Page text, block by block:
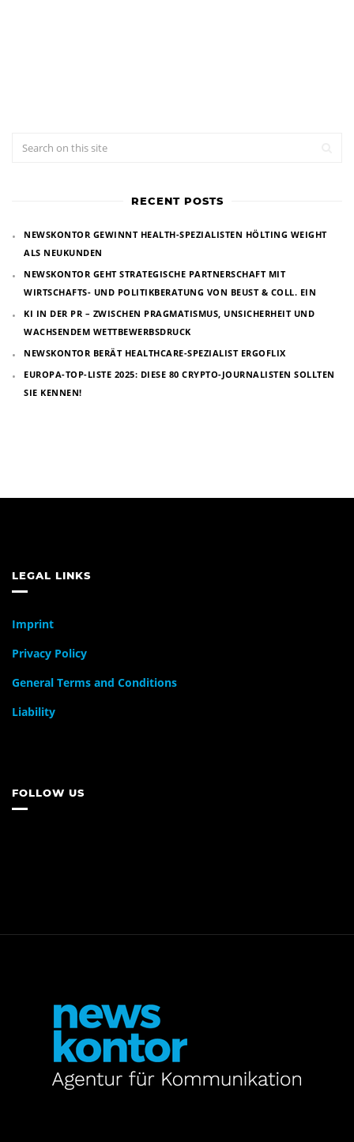
RECENT POSTS
NEWSKONTOR GEWINNT HEALTH-SPEZIALISTEN HÖLTING WEIGHT
ALS NEUKUNDEN
NEWSKONTOR GEHT STRATEGISCHE PARTNERSCHAFT MIT
WIRTSCHAFTS- UND POLITIKBERATUNG VON BEUST & COLL. EIN
KI IN DER PR – ZWISCHEN PRAGMATISMUS, UNSICHERHEIT UND
WACHSENDEM WETTBEWERBSDRUCK
NEWSKONTOR BERÄT HEALTHCARE-SPEZIALIST ERGOFLIX
EUROPA-TOP-LISTE 2025: DIESE 80 CRYPTO-JOURNALISTEN SOLLTEN
SIE KENNEN!
LEGAL LINKS
Imprint
Privacy Policy
General Terms and Conditions
Liability
FOLLOW US